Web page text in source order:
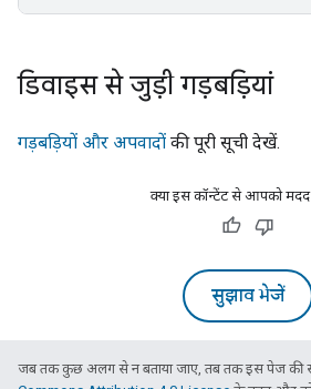
डिवाइस से जुड़ी गड़बड़ियां
गड़बड़ियों और अपवादों की पूरी सूची देखें.
क्या इस कॉन्टेंट से आपको मदद
सुझाव भेजें
जब तक कुछ अलग से न बताया जाए, तब तक इस पेज की